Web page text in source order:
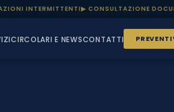
INTERMITTENTI▶ CONSULTAZIONE
CIRCOLARI E NEWSCONTATTI